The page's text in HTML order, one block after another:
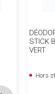
STICK
VERT
Hors